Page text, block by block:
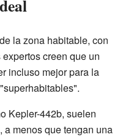
la zona habitable, con
creen que un
incluso mejor para la
Kepler-442b, suelen
a menos que tengan una